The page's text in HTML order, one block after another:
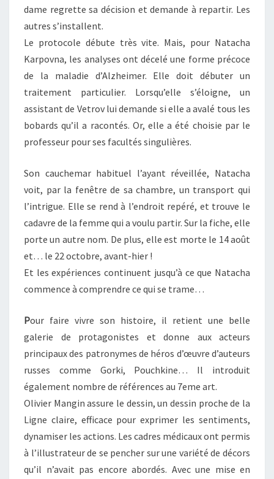
dame regrette sa décision et demande à repartir. Les
autres s’installent.
Le protocole débute très vite. Mais, pour Natacha
Karpovna, les analyses ont décelé une forme précoce
de la maladie d’Alzheimer. Elle doit débuter un
traitement particulier. Lorsqu’elle s’éloigne, un
assistant de Vetrov lui demande si elle a avalé tous les
bobards qu’il a racontés. Or, elle a été choisie par le
professeur pour ses facultés singulières.
Son cauchemar habituel l’ayant réveillée, Natacha
voit, par la fenêtre de sa chambre, un transport qui
l’intrigue. Elle se rend à l’endroit repéré, et trouve le
cadavre de la femme qui a voulu partir. Sur la fiche, elle
porte un autre nom. De plus, elle est morte le 14 août
et… le 22 octobre, avant-hier !
Et les expériences continuent jusqu’à ce que Natacha
commence à comprendre ce qui se trame…
Pour faire vivre son histoire, il retient une belle
galerie de protagonistes et donne aux acteurs
principaux des patronymes de héros d’œuvre d’auteurs
russes comme Gorki, Pouchkine… Il introduit
également nombre de références au 7eme art.
Olivier Mangin assure le dessin, un dessin proche de la
Ligne claire, efficace pour exprimer les sentiments,
dynamiser les actions. Les cadres médicaux ont permis
à l’illustrateur de se pencher sur une variété de décors
qu’il n’avait pas encore abordés. Avec une mise en